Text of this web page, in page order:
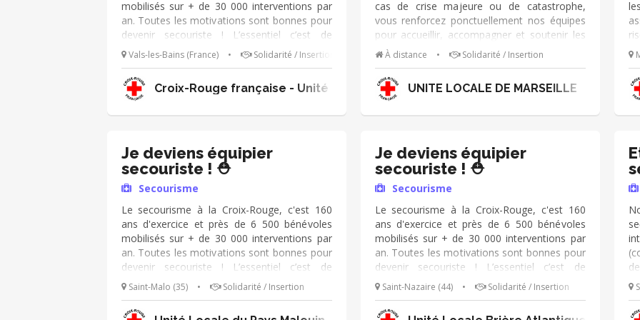
mobilisés sur + de 30 000 interventions par
an. Toutes les motivations sont bonnes pour
devenir secouriste ! L’essentiel c’est de
s’engager 🙂 Sous la responsabilité d'un chef
d'équipe, vos missions sont : ➔ Assurer un
poste de secours lors d'évènements ➔
Prendre en charge des victimes en leur
apportant assistance et réconfort ➔
quotidien, situation d'urgence ou encore
catastrophe naturelle, vous faites preuve
d'adaptabilité, de rigueur, d'humanité et
d'altruisme. Vous vous reconnaissez dans ces
qualités ? Rejoignez-nous ! ⛑️
Vals-les-Bains (France) • Solidarité / Insertion
Croix-Rouge française - Unité Locale de Vals Aubenas
cas de crise majeure ou de catastrophe,
vous renforcez ponctuellement nos équipes
pour accueillir, accompagner et soutenir les
personnes sinistrées. Votre engagement : -
Une formation préalable (pas de panique, on
vous prépare !). - Une mobilisation
uniquement en cas de besoin critique.
Quelques jours de votre temps peuvent tout
différence ? Rejoignez-nous !
À distance • Solidarité / Insertion
UNITE LOCALE DE MARSEILLE
à
Je deviens équipier
secouriste ! ⛑️
Secourisme
Le secourisme à la Croix-Rouge, c'est 160
ans d'exercice et près de 6 500 bénévoles
mobilisés sur + de 30 000 interventions par
an. Toutes les motivations sont bonnes pour
devenir secouriste ! L’essentiel c’est de
s’engager 🙂 Sous la responsabilité d'un chef
d'équipe, vos missions sont : ➔ Assurer un
poste de secours lors d'évènements ➔
Saint-Malo (35) • Solidarité / Insertion
Je deviens équipier
secouriste ! ⛑️
Secourisme
Le secourisme à la Croix-Rouge, c'est 160
ans d'exercice et près de 6 500 bénévoles
mobilisés sur + de 30 000 interventions par
an. Toutes les motivations sont bonnes pour
devenir secouriste ! L’essentiel c’est de
s’engager 🙂 Sous la responsabilité d'un chef
d'équipe, vos missions sont : ➔ Assurer un
poste de secours lors d'évènements ➔
Saint-Nazaire (44) • Solidarité / Insertion